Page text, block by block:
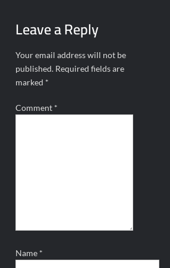
Leave a Reply
Your email address will not be
published. Required fields are
marked *
Comment *
Name *